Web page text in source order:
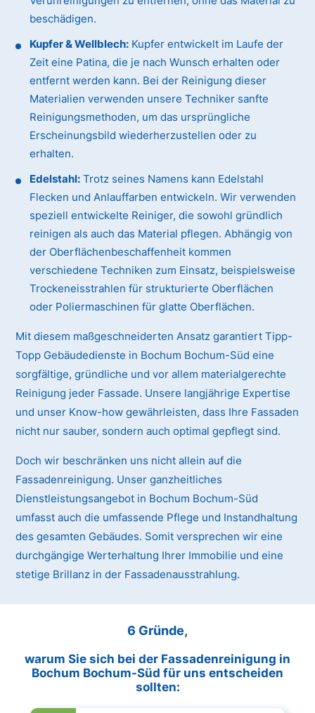
beschädigen.
Kupfer & Wellblech: Kupfer entwickelt im Laufe der
Zeit eine Patina, die je nach Wunsch erhalten oder
entfernt werden kann. Bei der Reinigung dieser
Materialien verwenden unsere Techniker sanfte
Reinigungsmethoden, um das ursprüngliche
Erscheinungsbild wiederherzustellen oder zu
erhalten.
Edelstahl: Trotz seines Namens kann Edelstahl
Flecken und Anlauffarben entwickeln. Wir verwenden
speziell entwickelte Reiniger, die sowohl gründlich
reinigen als auch das Material pflegen. Abhängig von
der Oberflächenbeschaffenheit kommen
verschiedene Techniken zum Einsatz, beispielsweise
Trockeneisstrahlen für strukturierte Oberflächen
oder Poliermaschinen für glatte Oberflächen.
Mit diesem maßgeschneiderten Ansatz garantiert Tipp-
Topp Gebäudedienste in Bochum Bochum-Süd eine
sorgfältige, gründliche und vor allem materialgerechte
Reinigung jeder Fassade. Unsere langjährige Expertise
und unser Know-how gewährleisten, dass Ihre Fassaden
nicht nur sauber, sondern auch optimal gepflegt sind.
Doch wir beschränken uns nicht allein auf die
Fassadenreinigung. Unser ganzheitliches
Dienstleistungsangebot in Bochum Bochum-Süd
umfasst auch die umfassende Pflege und Instandhaltung
des gesamten Gebäudes. Somit versprechen wir eine
durchgängige Werterhaltung Ihrer Immobilie und eine
stetige Brillanz in der Fassadenausstrahlung.
6 Gründe,
warum Sie sich bei der Fassadenreinigung in
Bochum Bochum-Süd für uns entscheiden
sollten: